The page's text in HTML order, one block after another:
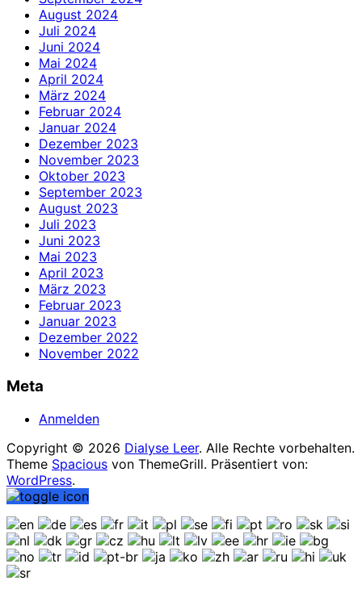
August 2024
Juli 2024
Juni 2024
Mai 2024
April 2024
März 2024
Februar 2024
Januar 2024
Dezember 2023
November 2023
Oktober 2023
September 2023
August 2023
Juli 2023
Juni 2023
Mai 2023
April 2023
März 2023
Februar 2023
Januar 2023
Dezember 2022
November 2022
Meta
Anmelden
Copyright © 2026 Dialyse Leer. Alle Rechte vorbehalten.
Theme Spacious von ThemeGrill. Präsentiert von:
WordPress.